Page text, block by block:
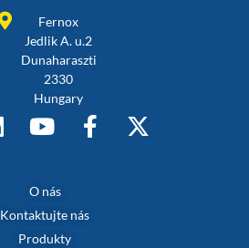
Fernox
Jedlik A. u.2
Dunaharaszti
2330
Hungary
O nás
Kontaktujte nás
Produkty